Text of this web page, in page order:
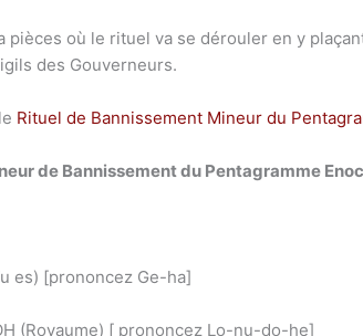
où le rituel va se dérouler en y
des Gouverneurs.
Rituel de Bannissement Mineur du
de Bannissement du Pentagramme
es) [prononcez Ge-ha]
(Royaume) [ prononcez Lo-nu-do-he]